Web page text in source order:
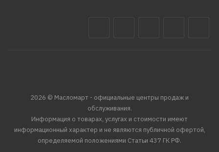
2026 © Масломарт - официальные центры продаж и
обслуживания.
Информация о товарах, услугах и стоимости имеют
информационный характер и не являются публичной офертой,
определяемой положениями Статьи 437 ГК РФ.